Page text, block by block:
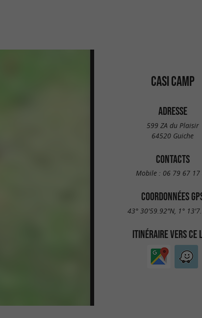
CASI CAMP
ADRESSE
599 ZA du Plaisir
64520 Guiche
CONTACTS
Mobile : 06 79 67 17
COORDONNÉES
43° 30'59.92"N, 1°
ITINÉRAIRE VERS CE